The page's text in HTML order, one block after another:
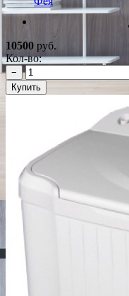
10500 руб.
Кол-во:
−
Купить